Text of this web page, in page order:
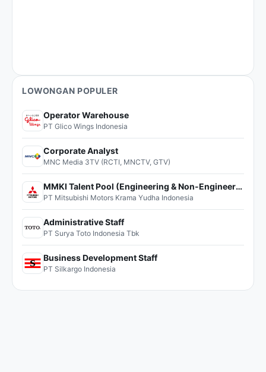
LOWONGAN POPULER
Operator Warehouse
PT Glico Wings Indonesia
Corporate Analyst
MNC Media 3TV (RCTI, MNCTV, GTV)
MMKI Talent Pool (Engineering & Non-Engineering)
PT Mitsubishi Motors Krama Yudha Indonesia
Administrative Staff
PT Surya Toto Indonesia Tbk
Business Development Staff
PT Silkargo Indonesia